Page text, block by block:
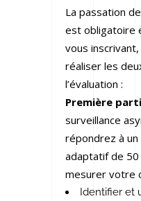
La passation
est obligatoire
vous
réaliser les
l’évaluation :
Première
surveillance
répondrez à
adaptatif de
mesurer votre
Identifier et